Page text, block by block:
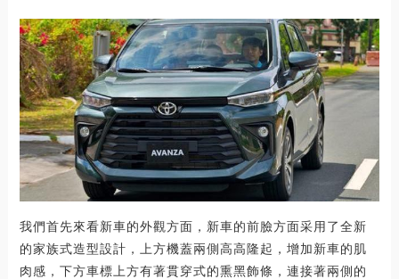
我們首先來看新車的外觀方面，新車的前臉方面采用了全新
的家族式造型設計，上方機蓋兩側高高隆起，增加新車的肌
肉感，下方車標上方有著貫穿式的熏黑飾條，連接著兩側的